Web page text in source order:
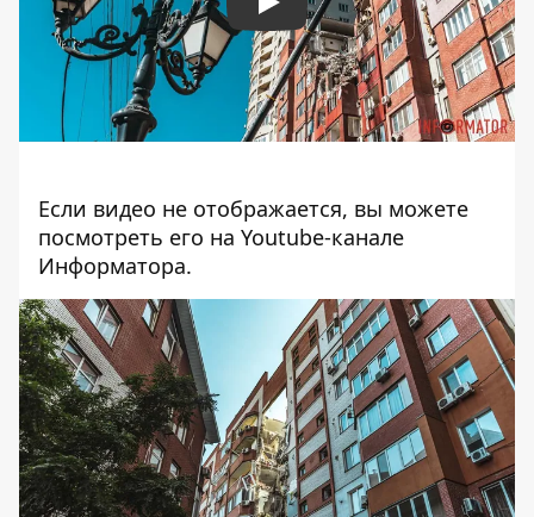
Play
Если видео не отображается, вы можете
посмотреть его на Youtube-канале
Информатора.